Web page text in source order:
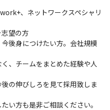
、ネットワークスペシャリ
望の方
後身につけたい方。会社規模
、チームをまとめた経験や人
の伸びしろを見て採用致しま
い方も是非ご相談ください。